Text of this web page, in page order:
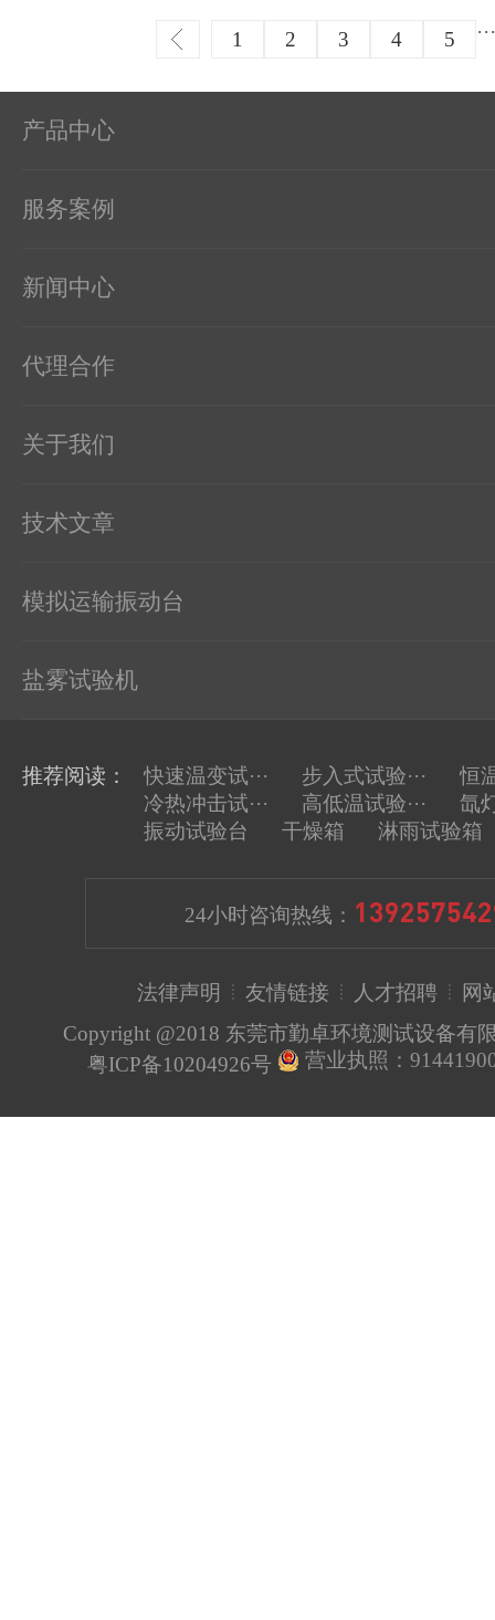
求。其实标准盐···
1 2 3 4 5 ···
产品中心
服务案例
新闻中心
代理合作
关于我们
技术文章
模拟运输振动台
盐雾试验机
推荐阅读： 快速温变试··· 步入式试验···
恒
冷热冲击试···
高低温试验···
氙
振动试验台
干燥箱 淋雨试验箱
24小时咨询热线：
法律声明 友情链接 人才招聘
网
Copyright @2018 东莞市勤卓环境测试设备有
粤ICP备10204926号
营业执照：